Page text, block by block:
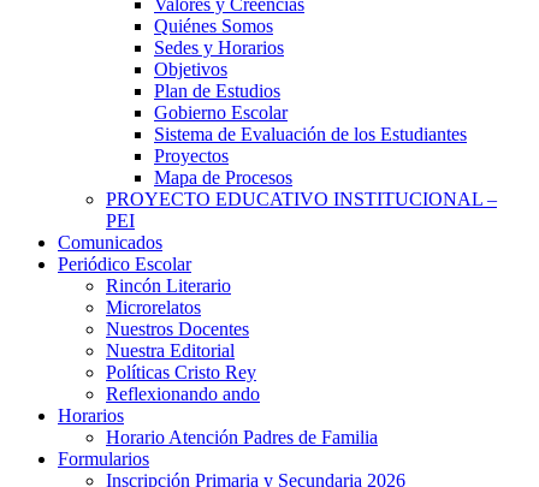
Valores y Creencias
Quiénes Somos
Sedes y Horarios
Objetivos
Plan de Estudios
Gobierno Escolar
Sistema de Evaluación de los Estudiantes
Proyectos
Mapa de Procesos
PROYECTO EDUCATIVO INSTITUCIONAL –
PEI
Comunicados
Periódico Escolar
Rincón Literario
Microrelatos
Nuestros Docentes
Nuestra Editorial
Políticas Cristo Rey
Reflexionando ando
Horarios
Horario Atención Padres de Familia
Formularios
Inscripción Primaria y Secundaria 2026